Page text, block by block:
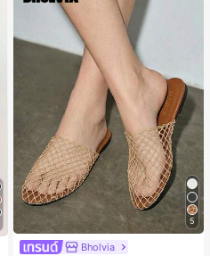
5
Bholvia